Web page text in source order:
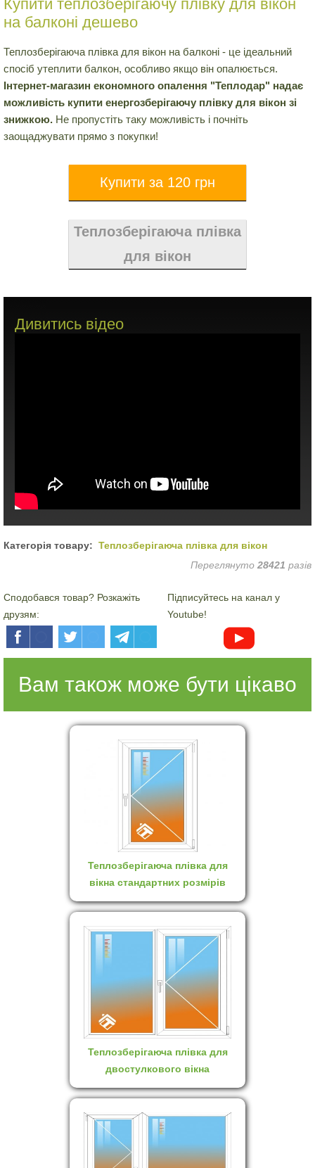
Купити теплозберігаючу плівку для вікон
на балконі дешево
Теплозберігаюча плівка для вікон на балконі - це ідеальний
спосіб утеплити балкон, особливо якщо він опалюється.
Інтернет-магазин економного опалення "Теплодар" надає
можливість купити енергозберігаючу плівку для вікон зі
знижкою. Не пропустіть таку можливість і почніть
заощаджувати прямо з покупки!
Теплозберігаюча плівка
для вікон
Дивитись відео
Категорія товару: Теплозберігаюча плівка для вікон
Переглянуто 28421 разів
Сподобався товар? Розкажіть
друзям:
Підписуйтесь на канал у
Youtube!
Вам також може бути цікаво
Теплозберігаюча плівка для
вікна стандартних розмірів
Теплозберігаюча плівка для
двостулкового вікна